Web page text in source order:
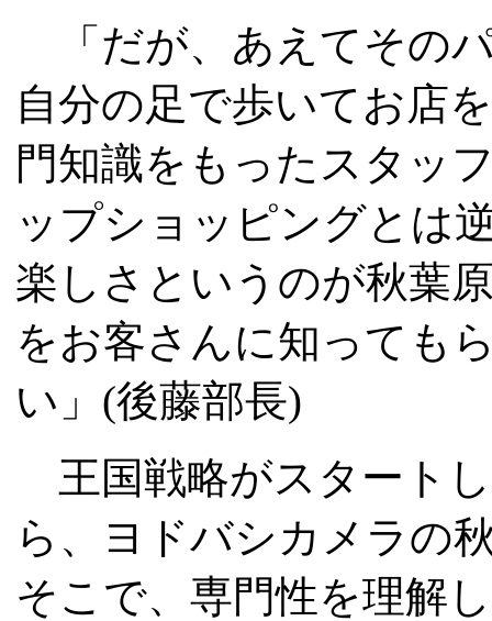
「だが、あえてその
自分の足で歩いてお店
門知識をもったスタッ
ップショッピングとは
楽しさというのが秋葉
をお客さんに知っても
い」(後藤部長)
王国戦略がスタート
ら、ヨドバシカメラの
そこで、専門性を理解